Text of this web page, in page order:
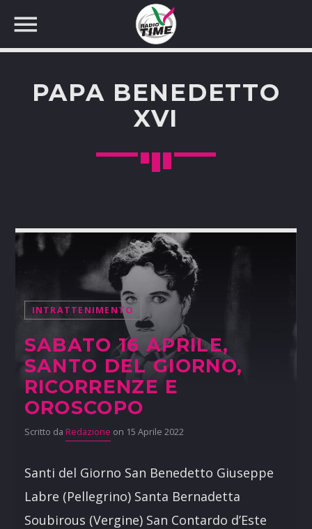
CERCA NEL SITO WEB:
PAPA BENEDETTO
XVI
INTRATTENIMENTO
SABATO 16 APRILE,
SANTO DEL GIORNO,
RICORRENZE E
OROSCOPO
Scritto da Redazione on 15 Aprile 2022
Santi del Giorno San Benedetto Giuseppe
Labre (Pellegrino) Santa Bernadetta
Soubirous (Vergine) San Contardo d’Este